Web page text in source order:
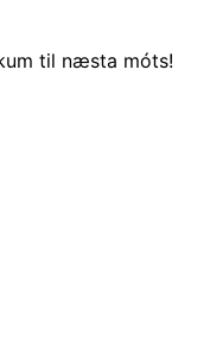
til næsta móts!